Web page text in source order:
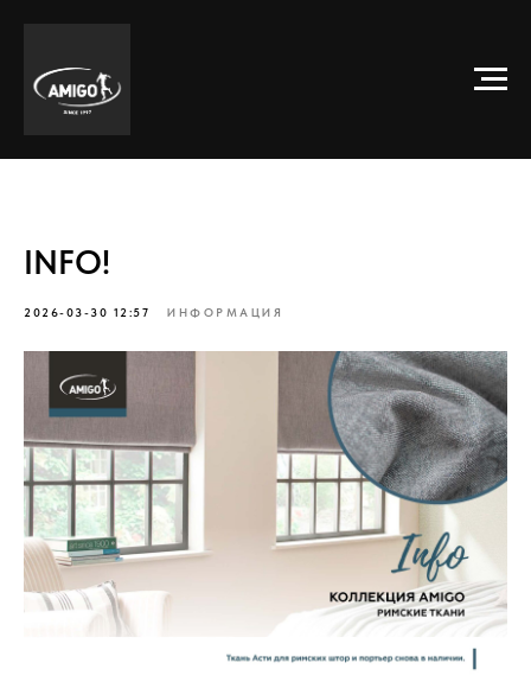
INFO!
2026-03-30 12:57 ИНФОРМАЦИЯ